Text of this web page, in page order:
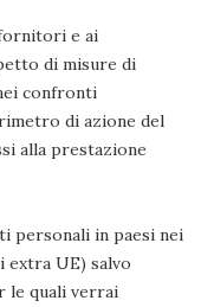
e ai
di misure di
confronti
di azione del
alla prestazione
personali in paesi nei
extra UE) salvo
le quali verrai